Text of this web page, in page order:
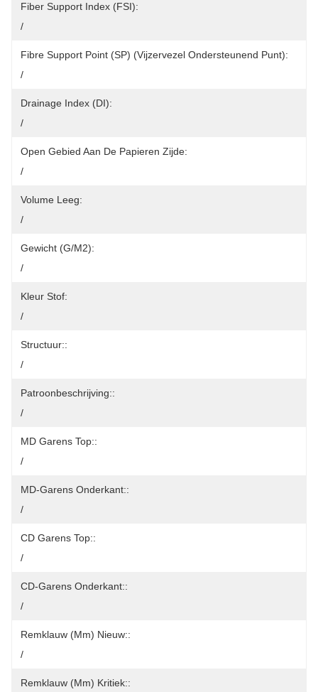
Fiber Support Index (FSI):
/
Fibre Support Point (SP) (Vijzervezel Ondersteunend Punt):
/
Drainage Index (DI):
/
Open Gebied Aan De Papieren Zijde:
/
Volume Leeg:
/
Gewicht (g/m2):
/
Kleur Stof:
/
Structuur::
/
Patroonbeschrijving::
/
MD Garens Top::
/
MD-Garens Onderkant::
/
CD Garens Top::
/
CD-Garens Onderkant::
/
Remklauw (mm) Nieuw::
/
Remklauw (mm) Kritiek::